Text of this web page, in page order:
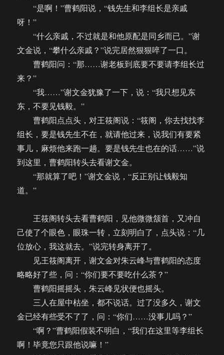
“是啊！”曹鹤阳说，“钱先生和李组长是亲戚
呀！”
“什么亲戚，不过就是和他原配是同乡而已。”谢
文金说，“攀什么亲戚？”说完居然狠狠啐了一口。
曹鹤阳问：“那……谢老板到底要不要请李组长过
来？”
“我……”谢文金犹豫了一下，说：“我只想见东
东，不要见钱毅。”
曹鹤阳点点头，对王筱阁说：“筱阁，你去找找李
组长，要是钱先生不在，就请他过来，说我们有要紧
事儿，麻烦他来跑一趟。要是钱先生也在的话……”说
到这里，曹鹤阳转头去看谢文金。
“那就算了吧！”谢文金说，“反正别让钱毅知
道。”
王筱阁转头去看曹鹤阳，见他微微颔首，又冲自
己使了个眼色，眼珠一转，立刻明白了，点头说：“几
位放心，我这就去。”说完转身离开了。
见王筱阁离开，谢文金对朱云峰与曹鹤阳的态度
略略好了些，问：“你们要不要吃什么茶？”
曹鹤阳摇摇头，朱云峰见状便也摇头。
三人在屋中枯坐，都不说话。过了没多久，谢文
金已经有些受不了了，问：“你们……没事儿吗？”
“啊？”曹鹤阳假装不明白，“我们在这里等李组长
啊！毕竟您只跟他说嘛！”